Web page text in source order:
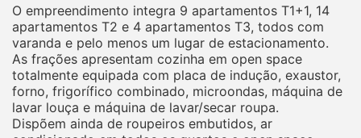
O empreendimento integra 9 apartamentos T1+1, 14
apartamentos T2 e 4 apartamentos T3, todos com
varanda e pelo menos um lugar de estacionamento.
As frações apresentam cozinha em open space
totalmente equipada com placa de indução, exaustor,
forno, frigorífico combinado, microondas, máquina de
lavar louça e máquina de lavar/secar roupa.
Dispõem ainda de roupeiros embutidos, ar